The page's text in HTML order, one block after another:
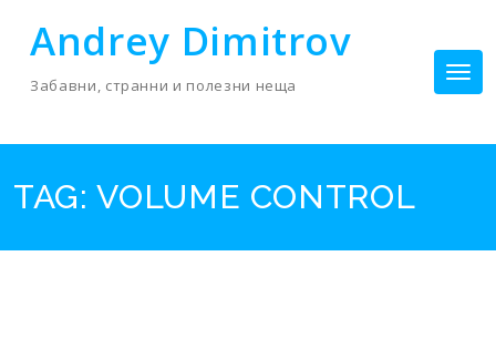
Andrey Dimitrov
Забавни, странни и полезни неща
TAG:VOLUME CONTROL